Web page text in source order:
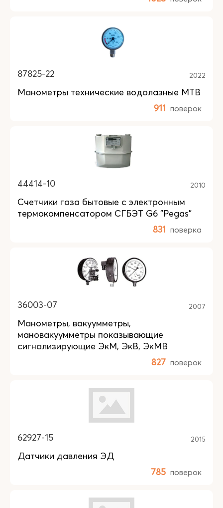
87825-22 2022
Манометры технические водолазные МТВ
911 поверок
44414-10 2010
Счетчики газа бытовые с электронным
термокомпенсатором СГБЭТ G6 "Pegas"
831 поверка
36003-07 2007
Манометры, вакуумметры,
мановакуумметры показывающие
сигнализирующие ЭкМ, ЭкВ, ЭкМВ
827 поверок
62927-15 2015
Датчики давления ЭД
785 поверок